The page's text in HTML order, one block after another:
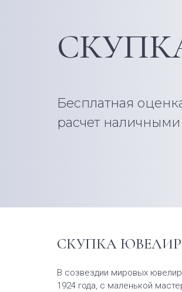
Бесплатная
расчет
СКУПКА
В созвездии мировых
1924 года, с маленькой